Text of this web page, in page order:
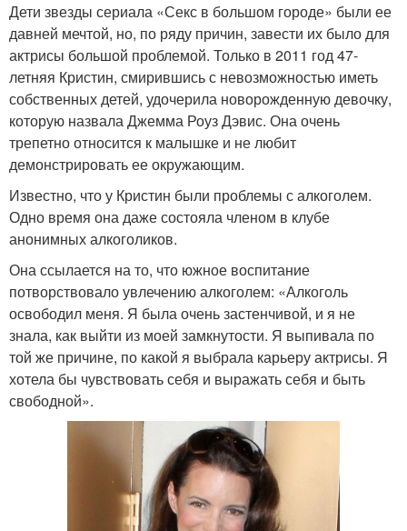
Дети звезды сериала «Секс в большом городе» были ее
давней мечтой, но, по ряду причин, завести их было для
актрисы большой проблемой. Только в 2011 год 47-
летняя Кристин, смирившись с невозможностью иметь
собственных детей, удочерила новорожденную девочку,
которую назвала Джемма Роуз Дэвис. Она очень
трепетно относится к малышке и не любит
демонстрировать ее окружающим.
Известно, что у Кристин были проблемы с алкоголем.
Одно время она даже состояла членом в клубе
анонимных алкоголиков.
Она ссылается на то, что южное воспитание
потворствовало увлечению алкоголем: «Алкоголь
освободил меня. Я была очень застенчивой, и я не
знала, как выйти из моей замкнутости. Я выпивала по
той же причине, по какой я выбрала карьеру актрисы. Я
хотела бы чувствовать себя и выражать себя и быть
свободной».